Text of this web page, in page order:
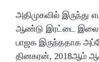
அதிமுகவில் இருந்து
ஆண்டு இரட்டை இலை
பாஜக இருந்ததாக
தினகரன், 2018ஆம்